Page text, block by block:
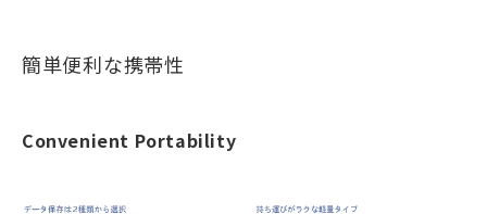
簡単便利な携帯性
Convenient Portability